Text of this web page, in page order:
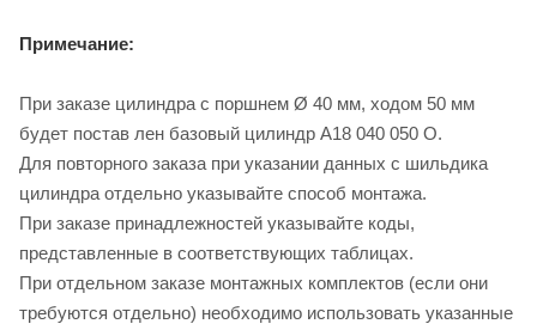
Примечание:
При заказе цилиндра с поршнем Ø 40 мм, ходом 50 мм
будет постав лен базовый цилиндр A18 040 050 O.
Для повторного заказа при указании данных с шильдика
цилиндра отдельно указывайте способ монтажа.
При заказе принадлежностей указывайте коды,
представленные в соответствующих таблицах.
При отдельном заказе монтажных комплектов (если они
требуются отдельно) необходимо использовать указанные